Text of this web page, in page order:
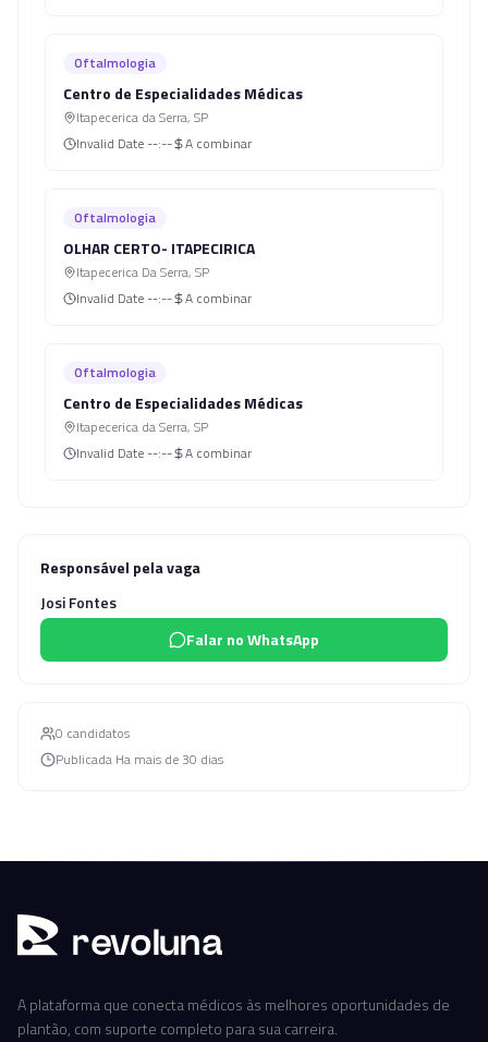
Oftalmologia
Centro de Especialidades Médicas
Itapecerica da Serra, SP
Invalid Date --:-- A combinar
Oftalmologia
OLHAR CERTO- ITAPECIRICA
Itapecerica Da Serra, SP
Invalid Date --:-- A combinar
Oftalmologia
Centro de Especialidades Médicas
Itapecerica da Serra, SP
Invalid Date --:-- A combinar
Responsável pela vaga
Josi Fontes
Falar no WhatsApp
0 candidatos
Publicada Ha mais de 30 dias
revoluna
A plataforma que conecta médicos às melhores oportunidades de
plantão, com suporte completo para sua carreira.